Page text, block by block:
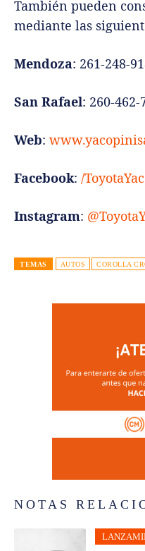
También pueden
mediante las
Mendoza: 261-248-
San Rafael: 260-462-
Web:
Facebook: /
Instagram:
TEMAS AUTOS COROLLA
NOTAS